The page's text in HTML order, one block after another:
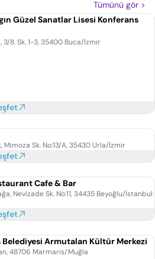
Tümünü gör >
Güzel Sanatlar Lisesi Konferans
3/8. Sk. 1-3, 35400 Buca/İzmir
Mimoza Sk. No:13/A, 35430 Urla/İzmir
Cafe & Bar
Nevizade Sk. No:11, 34435 Beyoğlu/İstanbul
Belediyesi Armutalan Kültür Merkezi
48706 Marmaris/Muğla